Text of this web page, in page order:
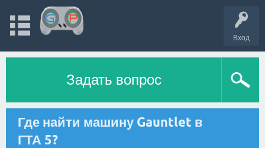
Вход
Задать вопрос
Где найти машину Gauntlet в
ГТА 5?